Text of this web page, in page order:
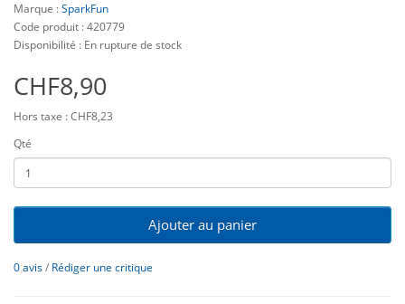
Marque :SparkFun
Code produit : 420779
Disponibilité : En rupture de stock
CHF8,90
Hors taxe : CHF8,23
Qté
Ajouter au panier
0 avis/ Rédiger une critique